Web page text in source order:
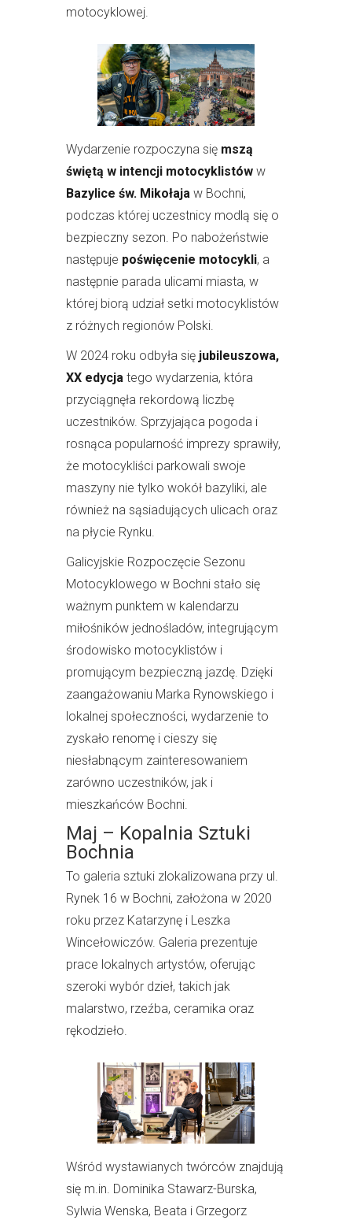
motocyklowej.
Wydarzenie rozpoczyna się mszą
świętą w intencji motocyklistów w
Bazylice św. Mikołaja w Bochni,
podczas której uczestnicy modlą się o
bezpieczny sezon. Po nabożeństwie
następuje poświęcenie motocykli, a
następnie parada ulicami miasta, w
której biorą udział setki motocyklistów
z różnych regionów Polski.
W 2024 roku odbyła się jubileuszowa,
XX edycja tego wydarzenia, która
przyciągnęła rekordową liczbę
uczestników. Sprzyjająca pogoda i
rosnąca popularność imprezy sprawiły,
że motocykliści parkowali swoje
maszyny nie tylko wokół bazyliki, ale
również na sąsiadujących ulicach oraz
na płycie Rynku.
Galicyjskie Rozpoczęcie Sezonu
Motocyklowego w Bochni stało się
ważnym punktem w kalendarzu
miłośników jednośladów, integrującym
środowisko motocyklistów i
promującym bezpieczną jazdę. Dzięki
zaangażowaniu Marka Rynowskiego i
lokalnej społeczności, wydarzenie to
zyskało renomę i cieszy się
niesłabnącym zainteresowaniem
zarówno uczestników, jak i
mieszkańców Bochni.
Maj – Kopalnia Sztuki
Bochnia
To galeria sztuki zlokalizowana przy ul.
Rynek 16 w Bochni, założona w 2020
roku przez Katarzynę i Leszka
Wincełowiczów. Galeria prezentuje
prace lokalnych artystów, oferując
szeroki wybór dzieł, takich jak
malarstwo, rzeźba, ceramika oraz
rękodzieło.
Wśród wystawianych twórców znajdują
się m.in. Dominika Stawarz-Burska,
Sylwia Wenska, Beata i Grzegorz